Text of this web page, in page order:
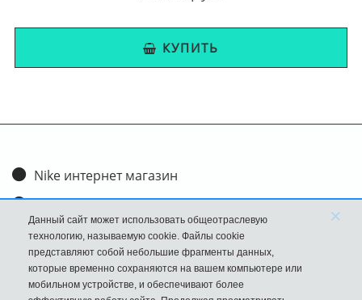
КУПИТЬ
Nike интернет магазин
Доставка и оплата
Обмен и возврат
Размеры
FAQ
Данный сайт может использовать общеотраслевую
технологию, называемую cookie. Файлы cookie
представляют собой небольшие фрагменты данных,
которые временно сохраняются на вашем компьютере или
мобильном устройстве, и обеспечивают более
×